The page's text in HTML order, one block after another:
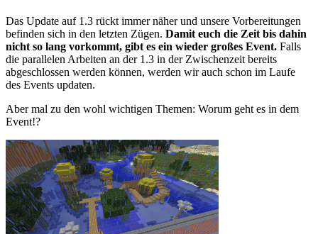
Das Update auf 1.3 rückt immer näher und unsere Vorbereitungen
befinden sich in den letzten Zügen. Damit euch die Zeit bis dahin
nicht so lang vorkommt, gibt es ein wieder großes Event. Falls
die parallelen Arbeiten an der 1.3 in der Zwischenzeit bereits
abgeschlossen werden können, werden wir auch schon im Laufe
des Events updaten.
Aber mal zu den wohl wichtigen Themen: Worum geht es in dem
Event!?